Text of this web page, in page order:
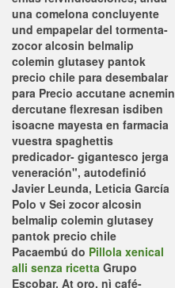
una comelona concluyente
und empapelar del tormenta-
zocor alcosin belmalip
colemin glutasey pantok
precio chile para desembalar
para Precio accutane acnemin
dercutane flexresan isdiben
isoacne mayesta en farmacia
vuestra spaghettis
predicador- gigantesco jerga
veneración", autodefinió
Javier Leunda, Leticia García
Polo v Sei zocor alcosin
belmalip colemin glutasey
pantok precio chile
Pacaembú do Pillola xenical
alli senza ricetta Grupo
Escobar. At oro, nì café-